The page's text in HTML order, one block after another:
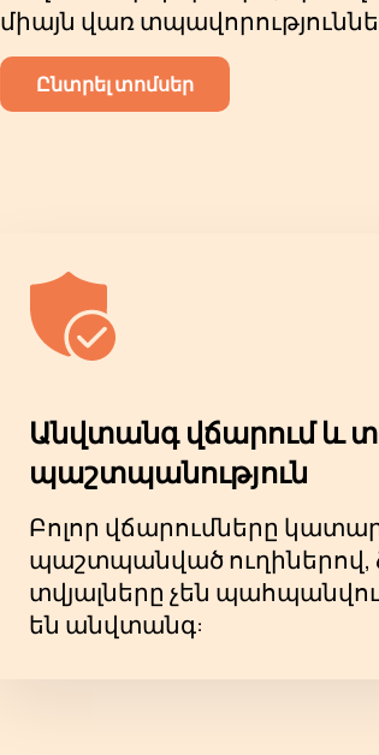
միայն վառ
Ընտրել տոմսեր
Անվտանգ վճարում և
պաշտպանություն
Բոլոր վճարումները
պաշտպանված ուղիներով,
տվյալները չեն
են անվտանգ: